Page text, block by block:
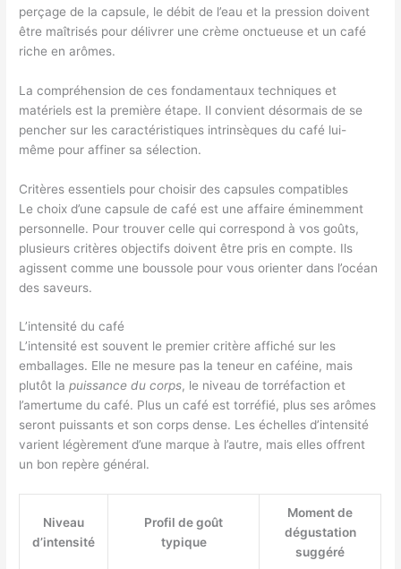
perçage de la capsule, le débit de l’eau et la pression doivent
être maîtrisés pour délivrer une crème onctueuse et un café
riche en arômes.
La compréhension de ces fondamentaux techniques et
matériels est la première étape. Il convient désormais de se
pencher sur les caractéristiques intrinsèques du café lui-
même pour affiner sa sélection.
Critères essentiels pour choisir des capsules compatibles
Le choix d’une capsule de café est une affaire éminemment
personnelle. Pour trouver celle qui correspond à vos goûts,
plusieurs critères objectifs doivent être pris en compte. Ils
agissent comme une boussole pour vous orienter dans l’océan
des saveurs.
L’intensité du café
L’intensité est souvent le premier critère affiché sur les
emballages. Elle ne mesure pas la teneur en caféine, mais
plutôt lapuissance du corps, le niveau de torréfaction et
l’amertume du café. Plus un café est torréfié, plus ses arômes
seront puissants et son corps dense. Les échelles d’intensité
varient légèrement d’une marque à l’autre, mais elles offrent
un bon repère général.
Niveau
d’intensité
Profil de goût
typique
Moment de
dégustation
suggéré